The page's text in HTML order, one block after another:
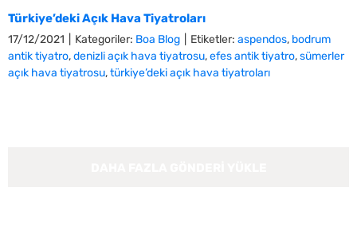
Türkiye’deki Açık Hava Tiyatroları
17/12/2021 Kategoriler: Boa Blog Etiketler: aspendos, bodrum
antik tiyatro,denizli açık hava tiyatrosu,efes antik tiyatro,sümerler
açık hava tiyatrosu,türkiye’deki açık hava tiyatroları